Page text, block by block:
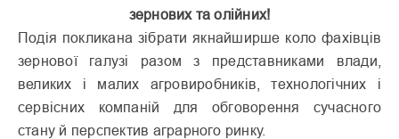
зернових та олійних!
Подія покликана зібрати якнайширше коло фахівців
зернової галузі разом з представниками влади,
великих і малих агровиробників, технологічних і
сервісних компаній для обговорення сучасного
стану й перспектив аграрного ринку.